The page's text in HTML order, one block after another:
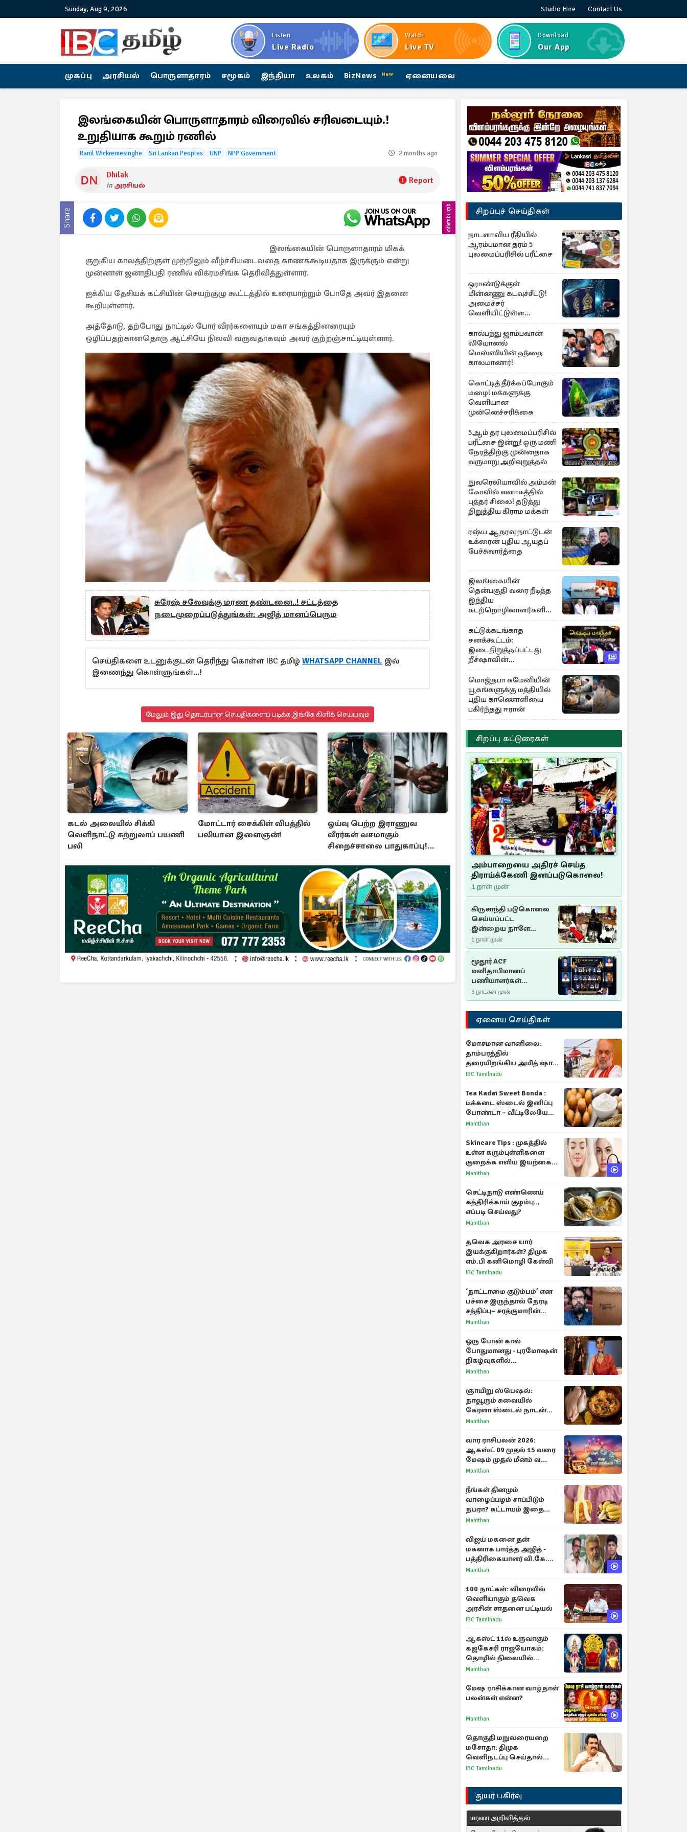
Sunday, Aug 9, 2026 Studio Hire Contact Us
Listen
Live Radio
Watch
Live TV
Download
Our App
முகப்பு அரசியல் பொருளாதாரம் சமூகம் இந்தியா உலகம் BizNews New ஏனையவை
இலங்கையின் பொருளாதாரம் விரைவில் சரிவடையும்.!
உறுதியாக கூறும் ரணில்
Ranil Wickremesinghe Sri Lankan Peoples UNP NPP Government 2 months ago
Dhilak
in அரசியல் Report
Share விளம்பரம்
இலங்கையின் பொருளாதாரம் மிகக்
குறுகிய காலத்திற்குள் முற்றிலும் வீழ்ச்சியடைவதை காணக்கூடியதாக இருக்கும் என்று
முன்னாள் ஜனாதிபதி ரணில் விக்ரமசிங்க தெரிவித்துள்ளார்.
ஐக்கிய தேசியக் கட்சியின் செயற்குழு கூட்டத்தில் உரையாற்றும் போதே அவர் இதனை
கூறியுள்ளார்.
அத்தோடு, தற்போது நாட்டில் போர் வீரர்களையும் மகா சங்கத்தினரையும்
ஒழிப்பதற்கானதொரு ஆட்சியே நிலவி வருவதாகவும் அவர் குற்றஞ்சாட்டியுள்ளார்.
சுரேஷ் சலேவுக்கு மரண தண்டனை..! சட்டத்தை
நடைமுறைப்படுத்துங்கள்: அஜித் மானப்பெரும
செய்திகளை உடனுக்குடன் தெரிந்து கொள்ள IBC தமிழ் WHATSAPP CHANNEL இல்
இணைந்து கொள்ளுங்கள்...!
மேலும் இது தொடர்பான செய்திகளைப் படிக்க இங்கே கிளிக் செய்யவும்
கடல் அலையில் சிக்கி
வெளிநாட்டு சுற்றுலாப் பயணி
பலி
மோட்டார் சைக்கிள் விபத்தில்
பலியான இளைஞன்!
ஓய்வு பெற்ற இராணுவ
வீரர்கள் வசமாகும்
சிறைச்சாலை பாதுகாப்பு!
சிறப்புச் செய்திகள்
நாடளாவிய ரீதியில்
ஆரம்பமான தரம் 5
புலமைப்பரிசில் பரீட்சை
ஓராண்டுக்குள்
மின்னணு கடவுச்சீட்டு!
அமைச்சர்
வெளியிட்டுள்ள
அறிவிப்பு
கால்பந்து ஜாம்பவான்
லியோனல்
மெஸ்ஸியின் தந்தை
காலமானார்!
கொட்டித் தீர்க்கப்போகும்
மழை! மக்களுக்கு
வெளியான
முன்னெச்சரிக்கை
5ஆம் தர புலமைப்பரிசில்
பரீட்சை இன்று! ஒரு மணி
நேரத்திற்கு முன்னதாக
வருமாறு அறிவுறுத்தல்
நுவரெலியாவில் அம்மன்
கோவில் வளாகத்தில்
புத்தர் சிலை! தடுத்து
நிறுத்திய கிராம மக்கள்
ரஷ்ய ஆதரவு நாட்டுடன்
உக்ரைன் புதிய ஆயுதப்
பேச்சுவார்த்தை
இலங்கையின்
தென்பகுதி வரை நீடித்த
இந்திய
கடற்றொழிலாளர்களின்
ஊடுருவல்
கட்டுக்கடங்காத
சனக்கூட்டம்:
இடைநிறுத்தப்பட்டது
றீச்ஷாவின்
உணவுத்திருவிழா!
மொஜ்தபா கமேனியின்
யூகங்களுக்கு மத்தியில்
புதிய காணொளியை
பகிர்ந்தது ஈரான்
சிறப்பு கட்டுரைகள்
அம்பாறையை அதிரச் செய்த
திராய்க்கேணி இனப்படுகொலை!
1 நாள் முன்
கிருசாந்தி படுகொலை
செய்யப்பட்ட
இன்றைய நாளே
செம்மணி
இனப்படுகொலை
தினம்…!
1 நாள் முன்
மூதூர் ACF
மனிதாபிமானப்
பணியாளர்கள்
படுகொலை (2006): 20
ஆண்டுகளாகியும் நீதி
மறுக்கப்பட்ட
மனிதாபிமானப்
பேரவலம்
3 நாட்கள் முன்
ஏனைய செய்திகள்
மோசமான வானிலை:
தாம்பரத்தில்
தரையிறங்கிய அமித் ஷா
ஹெலிகாப்டர்
IBC Tamilnadu
Tea Kadai Sweet Bonda :
டீக்கடை ஸ்டைல் இனிப்பு
போண்டா – வீட்டிலேயே
செய்வது எப்படி?
Manithan
Skincare Tips : முகத்தில்
உள்ள கரும்புள்ளிகளை
குறைக்க எளிய இயற்கை
வழிகள்!
Manithan
செட்டிநாடு எண்ணெய்
கத்திரிக்காய் குழம்பு..,
எப்படி செய்வது?
Manithan
தவெக அரசை யார்
இயக்குகிறார்கள்? திமுக
எம்.பி கனிமொழி கேள்வி
IBC Tamilnadu
‘நாட்டாமை குடும்பம்’ என
பச்சை இருந்தால் நேரடி
சந்திப்பு– சரத்குமாரின்
புதிய யோசனை
Manithan
ஒரு போன் கால்
போதுமானது - புரமோஷன்
நிகழ்வுகளில்
பங்கேற்காதது குறித்து
Manithan
ஞாயிறு ஸ்பெஷல்:
நாவூரும் சுவையில்
கேரளா ஸ்டைல் நாடன்
சிக்கன் குழம்பு ரெசிபி!
Manithan
வார ராசிபலன் 2026:
ஆகஸ்ட் 09 முதல் 15 வரை
மேஷம் முதல் மீனம் வரை
முழு பலன்கள்
Manithan
நீங்கள் தினமும்
வாழைப்பழம் சாப்பிடும்
நபரா? கட்டாயம் இதை
தெரிந்து கொள்ளுங்கள்
Manithan
விஜய் மகனை தன்
மகனாக பார்த்த அஜித் -
பத்திரிகையாளர் வி.கே.
சுந்தர் ஓபன் டாக்!
Manithan
100 நாட்கள்: விரைவில்
வெளியாகும் தவெக
அரசின் சாதனை பட்டியல்
IBC Tamilnadu
ஆகஸ்ட் 11ல் உருவாகும்
கஜகேசரி ராஜயோகம்:
தொழில் நிலையில்
அதிர்ஷ்டம் பெறும் 3
Manithan
மேஷ ராசிக்கான வாழ்நாள்
பலன்கள் என்ன?
Manithan
தொகுதி மறுவரையறை
மசோதா: திமுக
வெளிநடப்பு செய்தால்
ஆதரவாகவே கருதப்படும்
IBC Tamilnadu
துயர் பகிர்வு
மரண அறிவித்தல்